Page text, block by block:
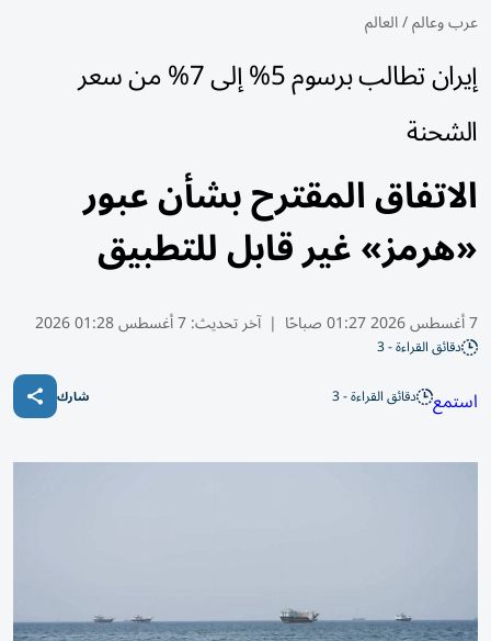
عرب وعالم/العالم
إيران تطالب برسوم 5% إلى 7% من سعر
الشحنة
الاتفاق المقترح بشأن عبور
«هرمز» غير قابل للتطبيق
7 أغسطس 2026 01:27 صباحًا | آخر تحديث:7 أغسطس 01:28 2026
دقائق القراءة - 3
استمع دقائق القراءة - 3 شارك